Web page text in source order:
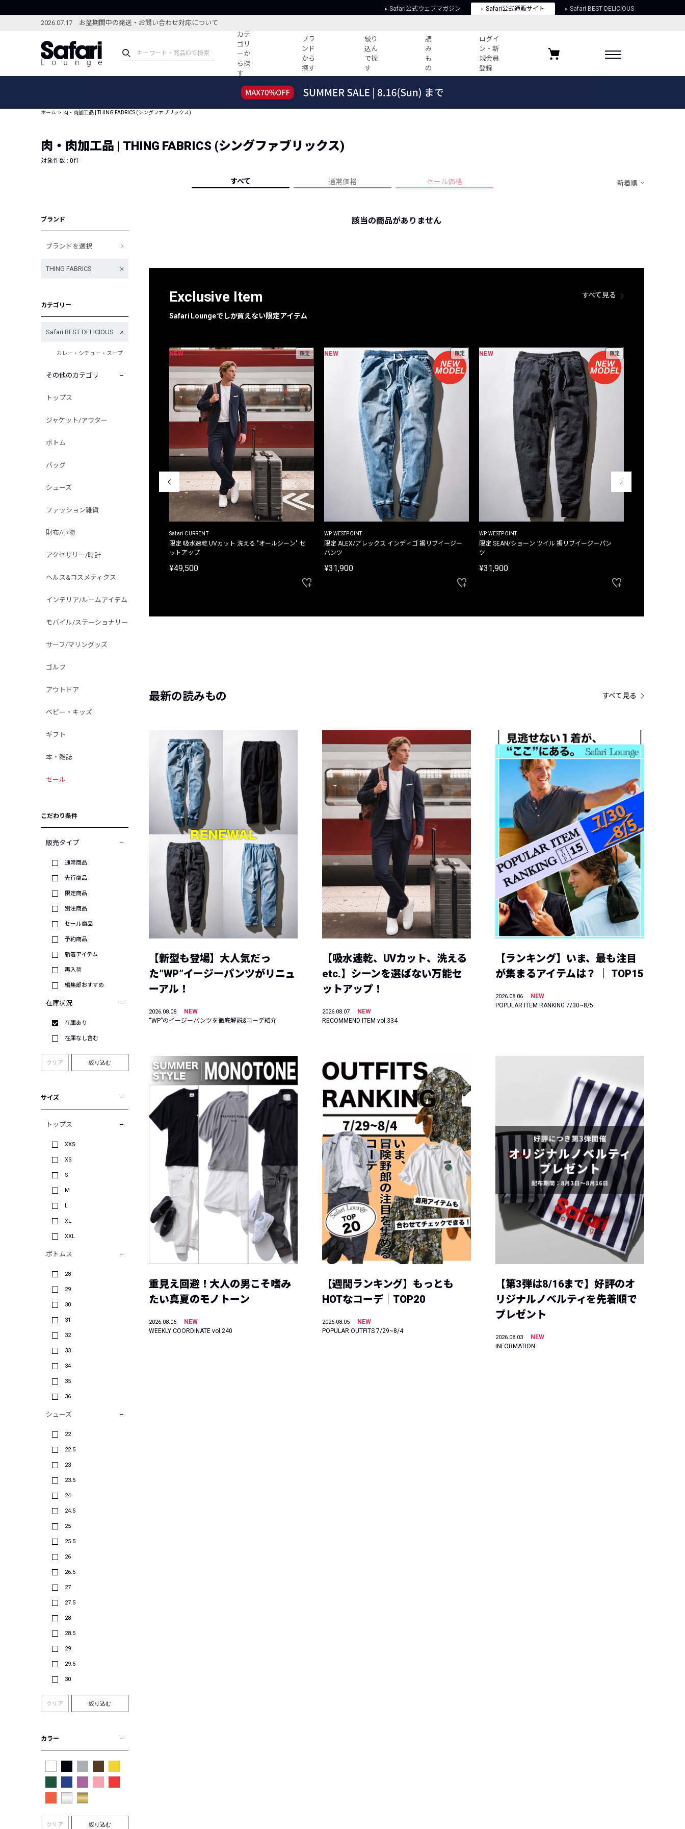
Safari公式ウェブマガジン Safari公式通販サイト Safari BEST DELICIOUS
2026.07.17 お盆期間中の発送・お問い合わせ対応について
カテ
ゴリ
ーか
ら探
す
ブラ
ンド
から
探す
絞り
込ん
で探
す
読
み
も
の
ログイ
ン・新
規会員
登録
ブランドから探す
新着アイテム
編集部のおすすめアイテム
特集記事
コーディネート
すべての記事
ーデ紹介
HOTなコーデ TOP20
人気記事ランキング
フォーカスブランド
プライバシーポリシー
お気に入りブランド
ホーム 肉・肉加工品 | THING FABRICS (シングファブリックス)
肉・肉加工品 | THING FABRICS (シングファブリックス)
対象件数 : 0件
すべて 通常価格 セール価格 新着順
ブランド
ブランドを選択
THING FABRICS
カテゴリー
Safari BEST DELICIOUS
カレー・シチュー・スープ
その他のカテゴリ
トップス
ジャケット/アウター
ボトム
バッグ
シューズ
ファッション雑貨
財布/小物
アクセサリー/時計
ヘルス&コスメティクス
インテリア/ルームアイテム
モバイル/ステーショナリー
サーフ/マリングッズ
ゴルフ
アウトドア
ベビー・キッズ
ギフト
本・雑誌
セール
こだわり条件
販売タイプ
通常商品
先行商品
限定商品
別注商品
セール商品
予約商品
新着アイテム
再入荷
編集部おすすめ
在庫状況
在庫あり
在庫なし含む
クリア 絞り込む
サイズ
トップス
XXS
XS
S
M
L
XL
XXL
ボトムス
28
29
30
31
32
33
34
35
36
シューズ
22
22.5
23
23.5
24
24.5
25
25.5
26
26.5
27
27.5
28
28.5
29
29.5
30
クリア 絞り込む
カラー
クリア 絞り込む
該当の商品がありません
Exclusive Item
Safari Loungeでしか買えない限定アイテム
すべて見る
NEW 限定
Safari CURRENT
限定 吸水速乾 UVカット 洗える "オールシーン" セ
ットアップ
¥49,500
NEW 限定
WP WESTPOINT
限定 ALEX/アレックス インディゴ 裾リブイージー
パンツ
¥31,900
NEW 限定
WP WESTPOINT
限定 SEAN/ショーン ツイル 裾リブイージーパン
ツ
¥31,900
最新の読みもの すべて見る
【新型も登場】大人気だっ
た”WP”イージーパンツがリニュ
ーアル！
2026.08.08
NEW
“WP”のイージーパンツを徹底解説&コーデ紹介
【吸水速乾、UVカット、洗える
etc.】シーンを選ばない万能セ
ットアップ！
2026.08.07
NEW
RECOMMEND ITEM vol.334
【ランキング】いま、最も注目
が集まるアイテムは？ ｜ TOP15
2026.08.06
NEW
POPULAR ITEM RANKING 7/30~8/5
重見え回避！大人の男こそ嗜み
たい真夏のモノトーン
2026.08.06
NEW
WEEKLY COORDINATE vol.240
【週間ランキング】もっとも
HOTなコーデ｜TOP20
2026.08.05
NEW
POPULAR OUTFITS 7/29~8/4
【第3弾は8/16まで】好評のオ
リジナルノベルティを先着順で
プレゼント
2026.08.03
NEW
INFORMATION